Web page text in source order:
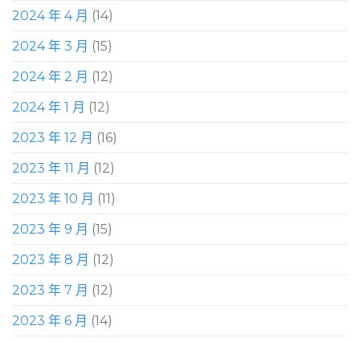
2024 年 4 月 (14)
2024 年 3 月 (15)
2024 年 2 月 (12)
2024 年 1 月 (12)
2023 年 12 月 (16)
2023 年 11 月 (12)
2023 年 10 月 (11)
2023 年 9 月 (15)
2023 年 8 月 (12)
2023 年 7 月 (12)
2023 年 6 月 (14)